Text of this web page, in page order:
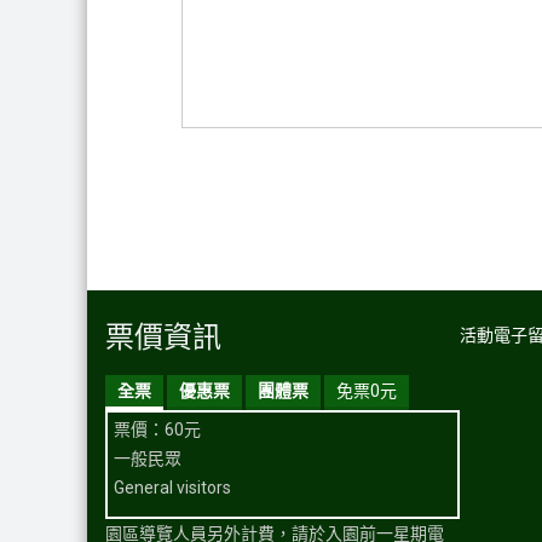
票價資訊
全票 優惠票 團體票
免票0元
票價：60元
一般民眾
General visitors
園區導覽人員另外計費，請於入園前一星期電
活動電子